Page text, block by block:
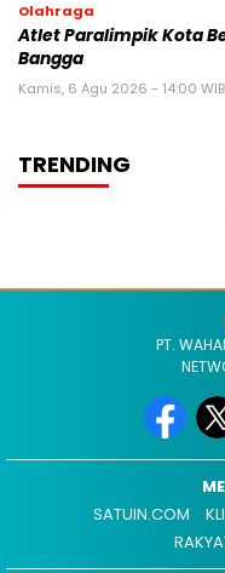
Olahraga
Atlet Paralimpik Kota
Bangga
Kamis, 6 Agu 2026 - 14:00 WIB
TRENDING
PT.
SATUIN.COM